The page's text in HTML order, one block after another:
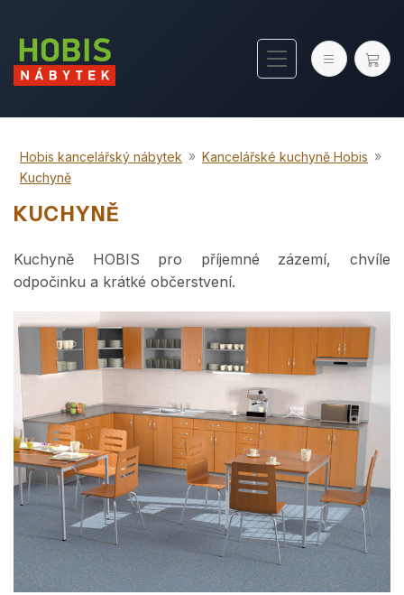
Hobis kancelářský nábytek » Kancelářské kuchyně Hobis »
Kuchyně
KUCHYNĚ
Kuchyně HOBIS pro příjemné zázemí, chvíle
odpočinku a krátké občerstvení.